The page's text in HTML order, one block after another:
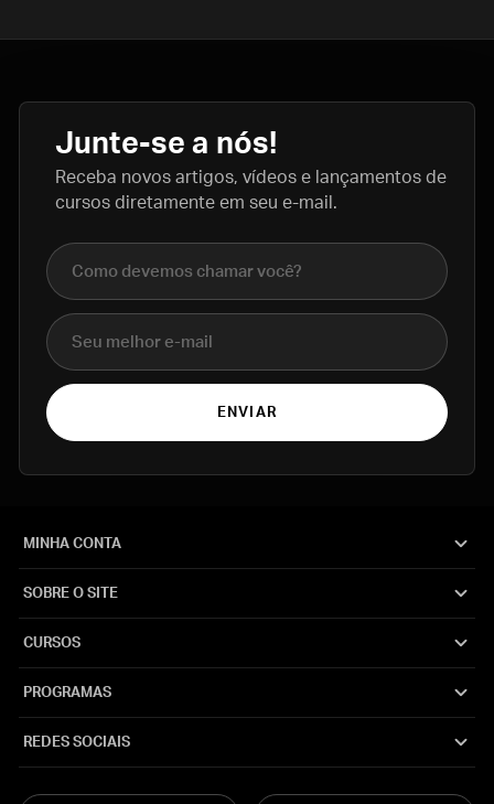
Junte-se a nós!
Receba novos artigos, vídeos e lançamentos de
cursos diretamente em seu e-mail.
Nome completo
E-mail
ENVIAR
MINHA CONTA
SOBRE O SITE
CURSOS
PROGRAMAS
REDES SOCIAIS